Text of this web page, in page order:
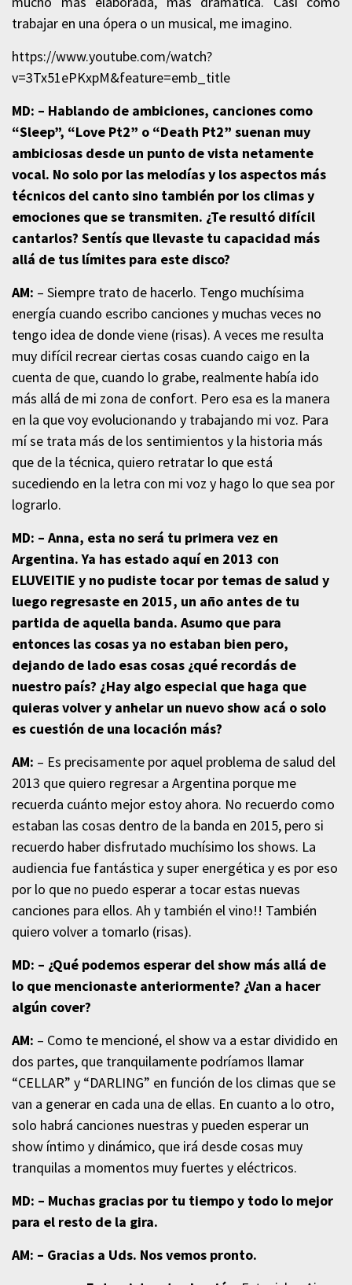
trabajar en una ópera o un musical, me imagino.
https://www.youtube.com/watch?
v=3Tx51ePKxpM&feature=emb_title
MD: – Hablando de ambiciones, canciones como
“Sleep”, “Love Pt2” o “Death Pt2” suenan muy
ambiciosas desde un punto de vista netamente
vocal. No solo por las melodías y los aspectos más
técnicos del canto sino también por los climas y
emociones que se transmiten. ¿Te resultó difícil
cantarlos? Sentís que llevaste tu capacidad más
allá de tus límites para este disco?
AM: – Siempre trato de hacerlo. Tengo muchísima
energía cuando escribo canciones y muchas veces no
tengo idea de donde viene (risas). A veces me resulta
muy difícil recrear ciertas cosas cuando caigo en la
cuenta de que, cuando lo grabe, realmente había ido
más allá de mi zona de confort. Pero esa es la manera
en la que voy evolucionando y trabajando mi voz. Para
mí se trata más de los sentimientos y la historia más
que de la técnica, quiero retratar lo que está
sucediendo en la letra con mi voz y hago lo que sea por
lograrlo.
MD: – Anna, esta no será tu primera vez en
Argentina. Ya has estado aquí en 2013 con
ELUVEITIE y no pudiste tocar por temas de salud y
luego regresaste en 2015, un año antes de tu
partida de aquella banda. Asumo que para
entonces las cosas ya no estaban bien pero,
dejando de lado esas cosas ¿qué recordás de
nuestro país? ¿Hay algo especial que haga que
quieras volver y anhelar un nuevo show acá o solo
es cuestión de una locación más?
AM: – Es precisamente por aquel problema de salud del
2013 que quiero regresar a Argentina porque me
recuerda cuánto mejor estoy ahora. No recuerdo como
estaban las cosas dentro de la banda en 2015, pero si
recuerdo haber disfrutado muchísimo los shows. La
audiencia fue fantástica y super energética y es por eso
por lo que no puedo esperar a tocar estas nuevas
canciones para ellos. Ah y también el vino!! También
quiero volver a tomarlo (risas).
MD: – ¿Qué podemos esperar del show más allá de
lo que mencionaste anteriormente? ¿Van a hacer
algún cover?
AM: – Como te mencioné, el show va a estar dividido en
dos partes, que tranquilamente podríamos llamar
“CELLAR” y “DARLING” en función de los climas que se
van a generar en cada una de ellas. En cuanto a lo otro,
solo habrá canciones nuestras y pueden esperar un
show íntimo y dinámico, que irá desde cosas muy
tranquilas a momentos muy fuertes y eléctricos.
MD: – Muchas gracias por tu tiempo y todo lo mejor
para el resto de la gira.
AM: – Gracias a Uds. Nos vemos pronto.